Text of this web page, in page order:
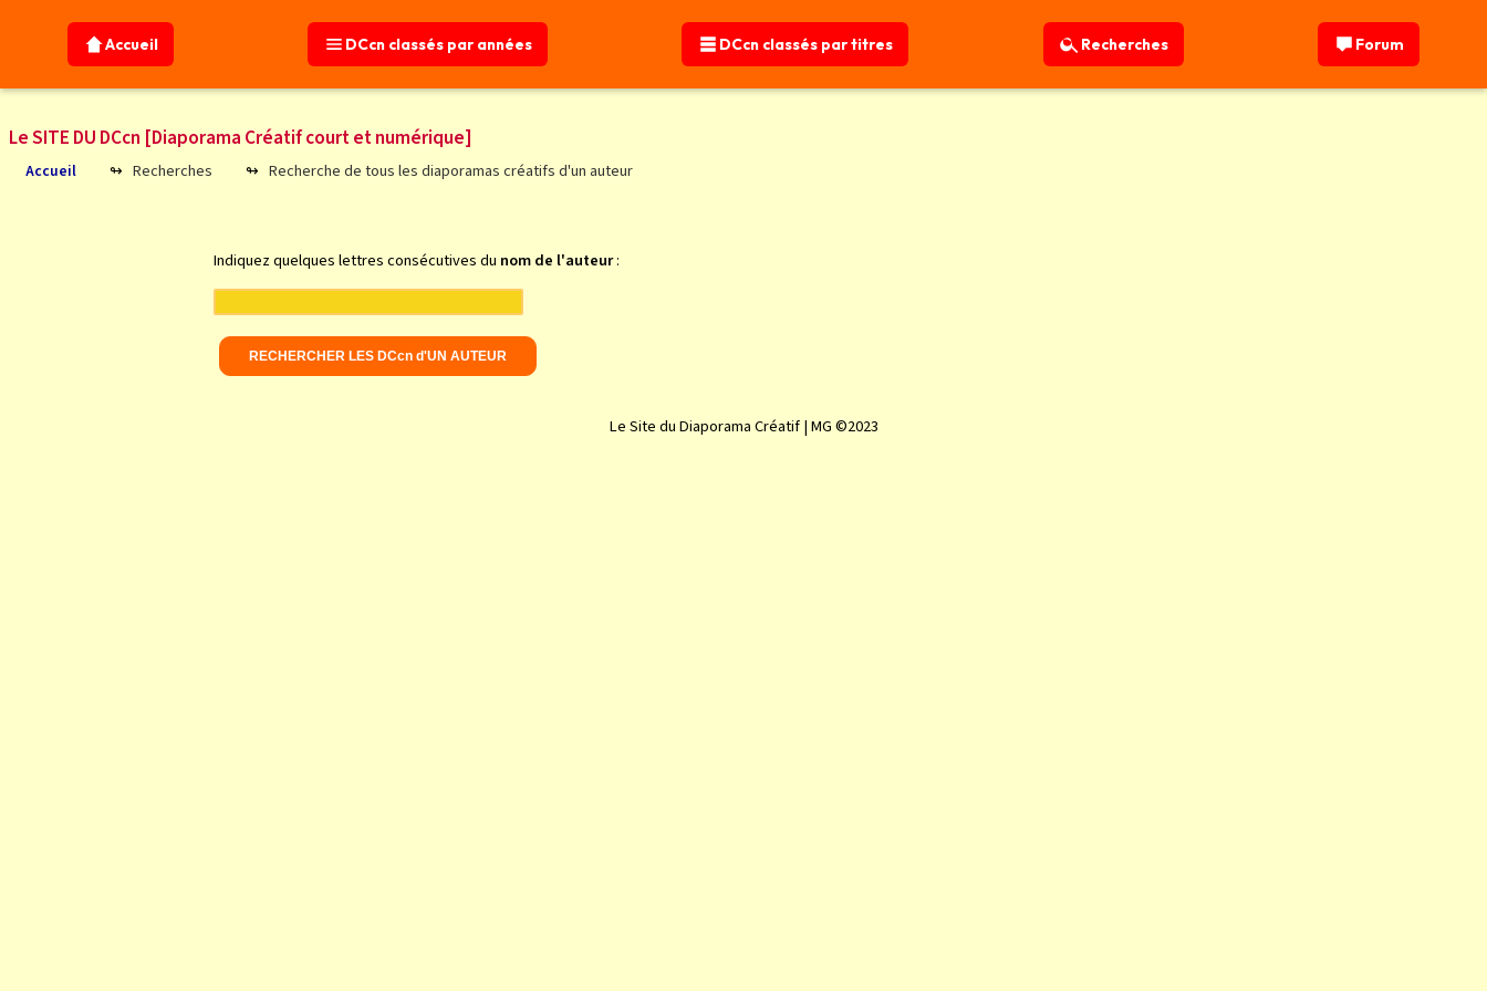
Accueil DCcn classés par années DCcn classés par titres Recherches Forum
Le SITE DU DCcn [Diaporama Créatif court et numérique]
Accueil Recherches Recherche de tous les diaporamas créatifs d'un auteur
Indiquez quelques lettres consécutives du nom de l'auteur:
Le Site du Diaporama Créatif | MG ©2023